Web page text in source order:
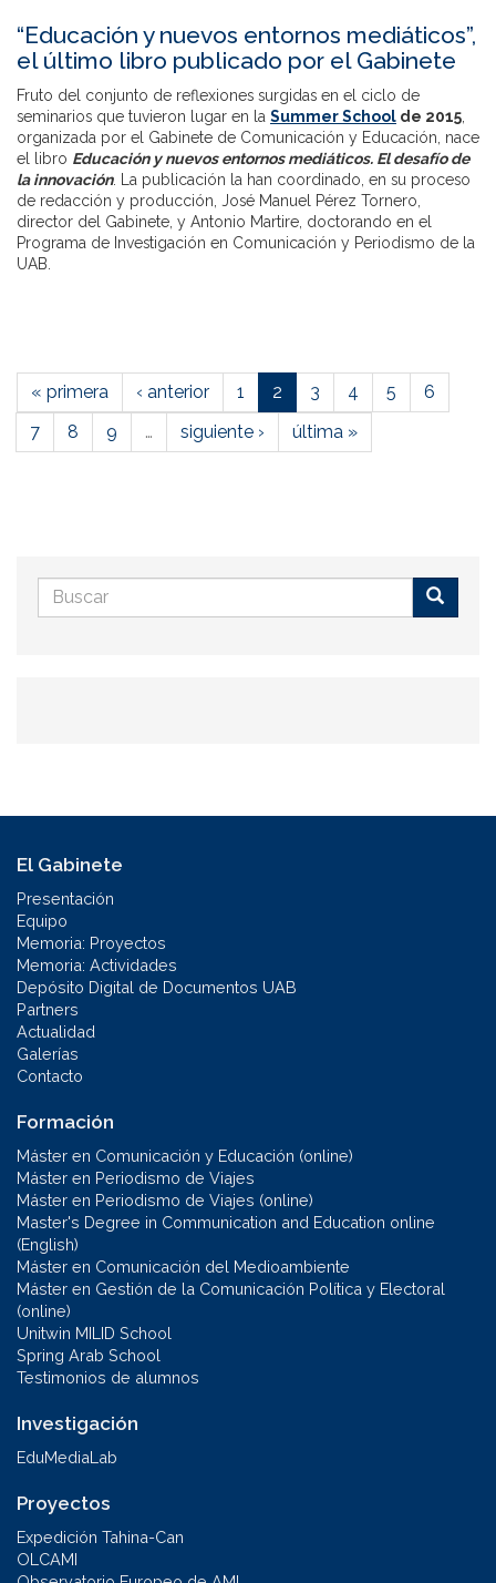
“Educación y nuevos entornos mediáticos”,
el último libro publicado por el Gabinete
Fruto del conjunto de reflexiones surgidas en el ciclo de
seminarios que tuvieron lugar en la Summer School de 2015
organizada por el Gabinete de Comunicación y Educación, nace
el libro Educación y nuevos entornos mediáticos. El desafío de
la innovación. La publicación la han coordinado, en su proceso
de redacción y producción, José Manuel Pérez Tornero,
director del Gabinete, y Antonio Martire, doctorando en el
Programa de Investigación en Comunicación y Periodismo de la
UAB.
« primera ‹ anterior 1 2 3 4 5
6
7
8 9 … siguiente › última »
Formulario
de
El Gabinete
Presentación
Equipo
Memoria: Proyectos
Memoria: Actividades
Depósito Digital de Documentos UAB
Partners
Actualidad
Galerías
Contacto
Formación
Máster en Comunicación y Educación (online)
Máster en Periodismo de Viajes
Máster en Periodismo de Viajes (online)
Master's Degree in Communication and Education online
(English)
Máster en Comunicación del Medioambiente
Máster en Gestión de la Comunicación Política y Electoral
(online)
Unitwin MILID School
Spring Arab School
Testimonios de alumnos
Investigación
EduMediaLab
Proyectos
Expedición Tahina-Can
OLCAMI